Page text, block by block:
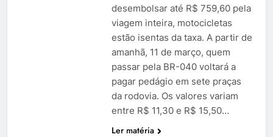
desembolsar até R$ 759,60 pela
viagem inteira, motocicletas
estão isentas da taxa. A partir de
amanhã, 11 de março, quem
passar pela BR-040 voltará a
pagar pedágio em sete praças
da rodovia. Os valores variam
entre R$ 11,30 e R$ 15,50…
Ler matéria